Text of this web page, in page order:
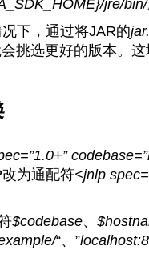
jre/bin/
下，通过将JAR的
挑选更好的版本。
为通配符<jnlp
$codebase、
“、”